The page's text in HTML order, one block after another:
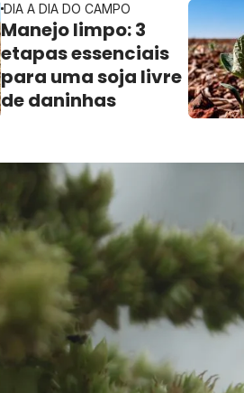
DIA A DIA DO CAMPO
Manejo limpo: 3
etapas essenciais
para uma soja livre
de daninhas